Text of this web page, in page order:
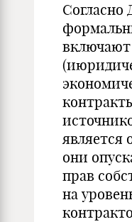
Согласно
является
они
прав
на